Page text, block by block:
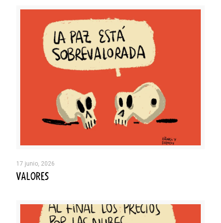
17 junio, 2026
VALORES